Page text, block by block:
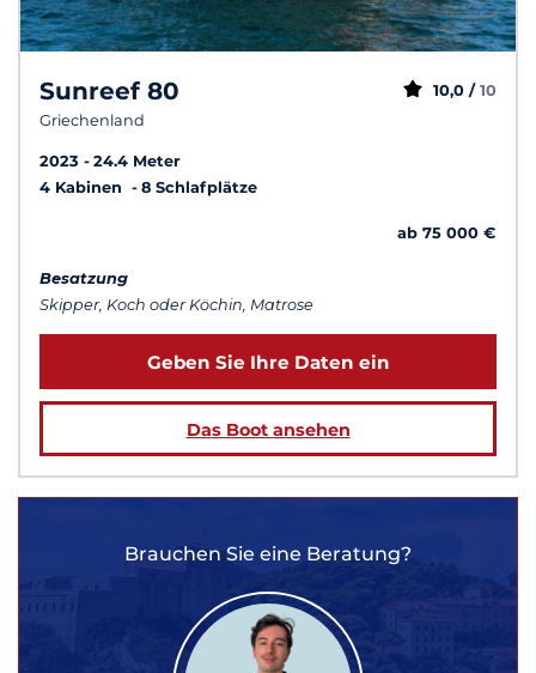
Sunreef 80
Griechenland
10,0 / 10
2023
24.4 Meter
4 Kabinen
8 Schlafplätze
ab 75 000 €
Besatzung
Skipper, Koch oder Köchin, Matrose
Geben Sie Ihre Daten ein
Das Boot ansehen
Brauchen Sie eine Beratung?